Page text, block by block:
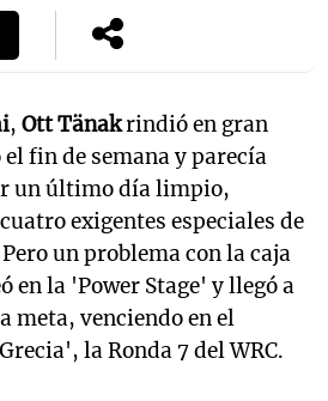
, Ott Tänakrindió en gran
fin de semana y parecía
un último día limpio,
exigentes especiales de
un problema con la caja
en la 'Power Stage' y llegó a
meta, venciendo en el
la Ronda 7 del WRC.